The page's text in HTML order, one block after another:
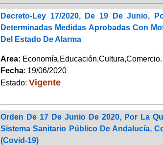
Decreto-Ley 17/2020, De 19 De Junio,
Determinadas Medidas Aprobadas Con
Del Estado De Alarma
Area:
Fecha: 19/06/2020
Estado: Vigente
Orden De 17 De Junio De 2020, Por La
Sistema Sanitario Público De Andalucía,
(Covid-19)